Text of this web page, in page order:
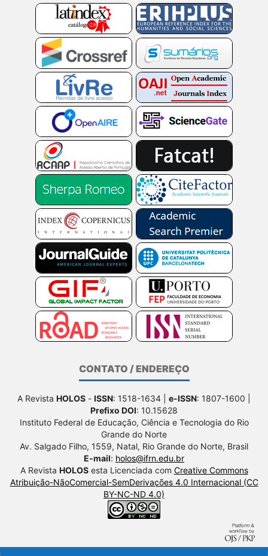
CONTATO / ENDEREÇO
A Revista HOLOS - ISSN: 1518-1634 | e-ISSN: 1807-1600 |
Prefixo DOI: 10.15628
Instituto Federal de Educação, Ciência e Tecnologia do Rio
Grande do Norte
Av. Salgado Filho, 1559, Natal, Rio Grande do Norte, Brasil
E-mail: holos@ifrn.edu.br
A Revista HOLOSesta Licenciada com Creative Commons
Atribuição-NãoComercial-SemDerivações 4.0 Internacional (CC
BY-NC-ND 4.0)